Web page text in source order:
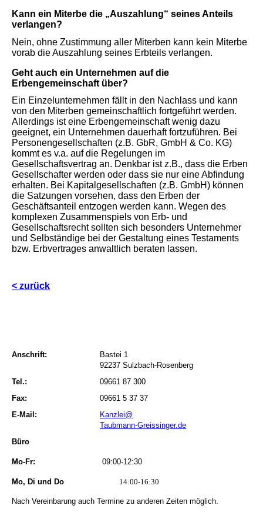
Kann ein Miterbe die „Auszahlung“ seines Anteils
verlangen?
Nein, ohne Zustimmung aller Miterben kann kein Miterbe
vorab die Auszahlung seines Erbteils verlangen.
Geht auch ein Unternehmen auf die
Erbengemeinschaft über?
Ein Einzelunternehmen fällt in den Nachlass und kann
von den Miterben gemeinschaftlich fortgeführt werden.
Allerdings ist eine Erbengemeinschaft wenig dazu
geeignet, ein Unternehmen dauerhaft fortzuführen. Bei
Personengesellschaften (z.B. GbR, GmbH & Co. KG)
kommt es v.a. auf die Regelungen im
Gesellschaftsvertrag an. Denkbar ist z.B., dass die Erben
Gesellschafter werden oder dass sie nur eine Abfindung
erhalten. Bei Kapitalgesellschaften (z.B. GmbH) können
die Satzungen vorsehen, dass den Erben der
Geschäftsanteil entzogen werden kann. Wegen des
komplexen Zusammenspiels von Erb- und
Gesellschaftsrecht sollten sich besonders Unternehmer
und Selbständige bei der Gestaltung eines Testaments
bzw. Erbvertrages anwaltlich beraten lassen.
< zurück
Anschrift:
Bastei 1
92237 Sulzbach-Rosenberg
Tel.:
09661 87 300
Fax:
09661 5 37 37
E-Mail:
Kanzlei@
Taubmann-Greissinger.de
Büro
Mo-Fr:
Mo, Di und Do
09:00-12:30
14:00-16:30
Nach Vereinbarung auch Termine zu anderen Zeiten möglich.